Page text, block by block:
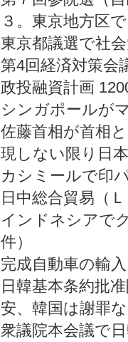
３。東京地方区
東京都議選で社
第4回経済対策会
政投融資計画
シンガポールが
佐藤首相が首相
現しない限り日
カシミールで印
日中総合貿易（
インドネシアで
件）
完成自動車の輸
日韓基本条約批
安、韓国は謝罪
衆議院本会議で